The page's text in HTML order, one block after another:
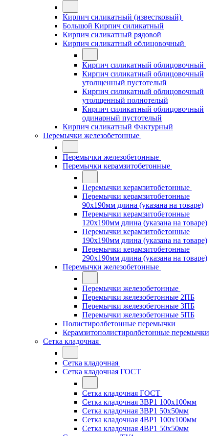
Кирпич силикатный (известковый)
Большой Кирпич силикатный
Кирпич силикатный рядовой
Кирпич силикатный облицовочный
Кирпич силикатный облицовочный
Кирпич силикатный облицовочный
утолщенный пустотелый
Кирпич силикатный облицовочный
утолщенный полнотелый
Кирпич силикатный облицовочный
одинарный пустотелый
Кирпич силикатный Фактурный
Перемычки железобетонные
Перемычки железобетонные
Перемычки керамзитобетонные
Перемычки керамзитобетонные
Перемычки керамзитобетонные
90x190мм длина (указана на товаре)
Перемычки керамзитобетонные
120x190мм длина (указана на товаре)
Перемычки керамзитобетонные
190x190мм длина (указана на товаре)
Перемычки керамзитобетонные
290x190мм длина (указана на товаре)
Перемычки железобетонные
Перемычки железобетонные
Перемычки железобетонные 2ПБ
Перемычки железобетонные 3ПБ
Перемычки железобетонные 5ПБ
Полистиролбетонные перемычки
Керамзитополистиролбетонные перемычки
Сетка кладочная
Сетка кладочная
Сетка кладочная ГОСТ
Сетка кладочная ГОСТ
Сетка кладочная 3ВР1 100x100мм
Сетка кладочная 3ВР1 50x50мм
Сетка кладочная 4ВР1 100x100мм
Сетка кладочная 4ВР1 50x50мм